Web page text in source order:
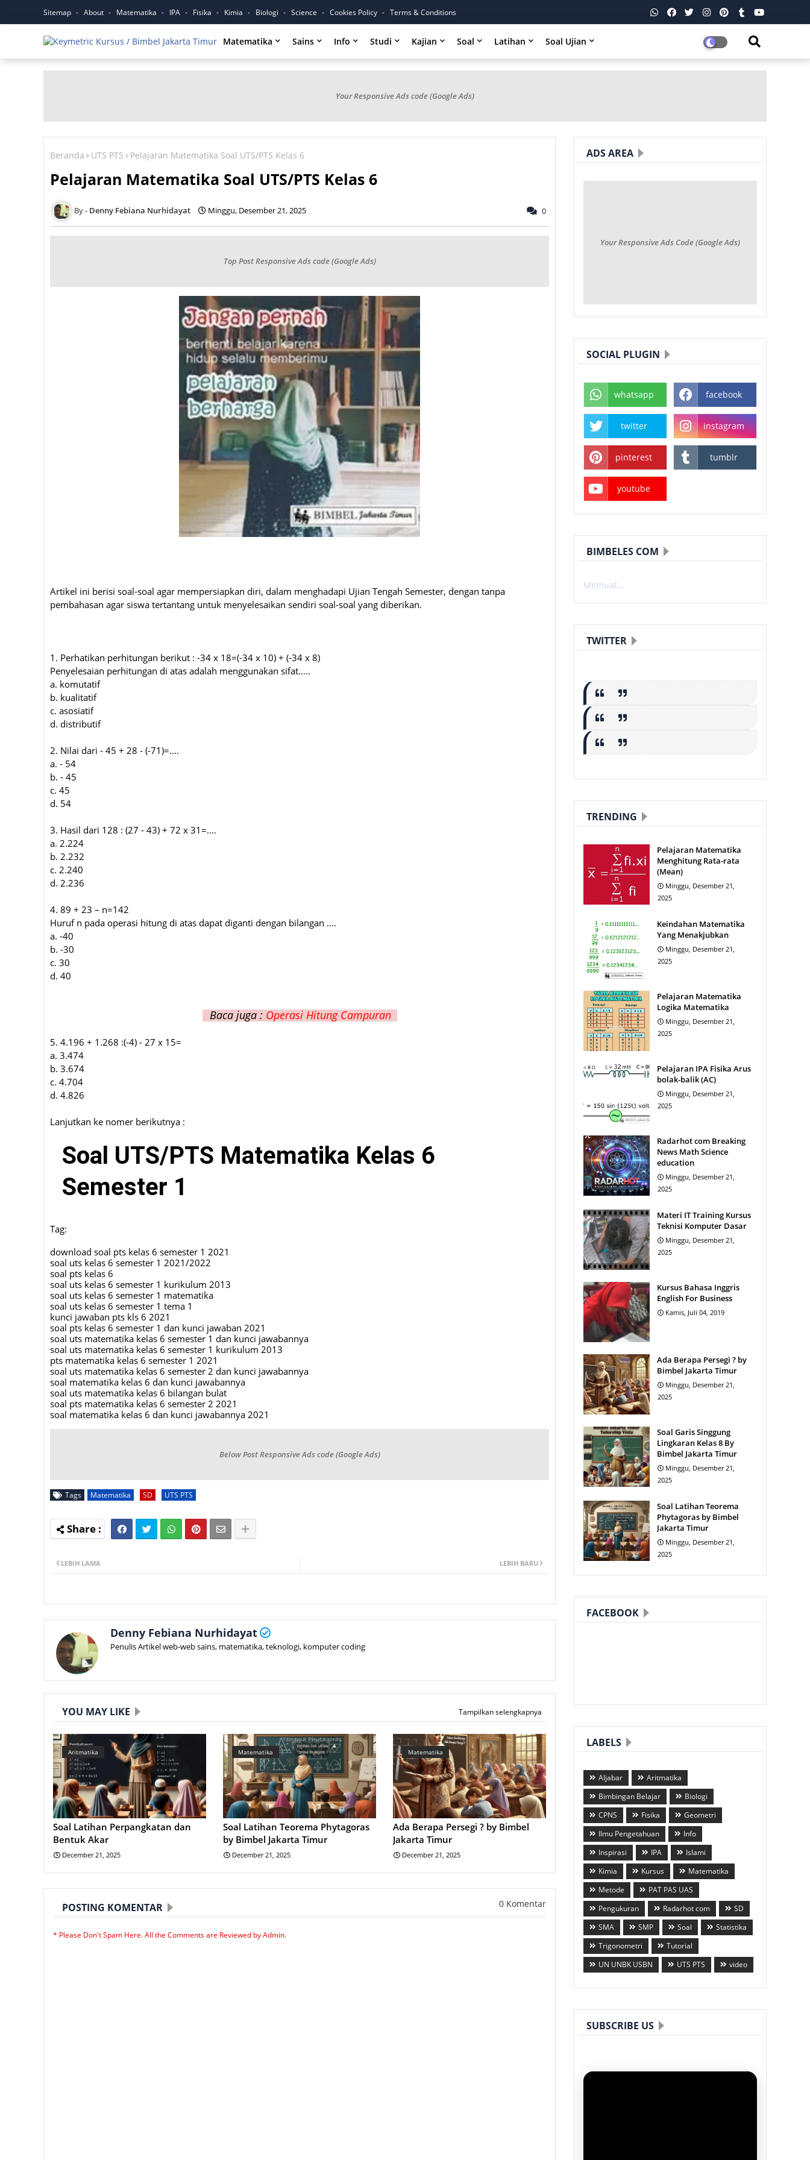
Sitemap About Matematika IPA Fisika Kimia Biologi Science Cookies Policy Terms & Conditions
Matematika Sains Info Studi Kajian Soal Latihan Soal Ujian
Your Responsive Ads code (Google Ads)
Beranda UTS PTS Pelajaran Matematika Soal UTS/PTS Kelas 6
Pelajaran Matematika Soal UTS/PTS Kelas 6
Denny Febiana Nurhidayat Minggu, Desember 21, 2025 0
Top Post Responsive Ads code (Google Ads)
Artikel ini berisi soal-soal agar mempersiapkan diri, dalam menghadapi Ujian Tengah Semester, dengan tanpa
pembahasan agar siswa tertantang untuk menyelesaikan sendiri soal-soal yang diberikan.
1. Perhatikan perhitungan berikut : -34 x 18=(-34 x 10) + (-34 x 8)
Penyelesaian perhitungan di atas adalah menggunakan sifat.....
a. komutatif
b. kualitatif
c. asosiatif
d. distributif
2. Nilai dari - 45 + 28 - (-71)=....
a. - 54
b. - 45
c. 45
d. 54
3. Hasil dari 128 : (27 - 43) + 72 x 31=....
a. 2.224
b. 2.232
c. 2.240
d. 2.236
4. 89 + 23 – n=142
Huruf n pada operasi hitung di atas dapat diganti dengan bilangan ....
a. -40
b. -30
c. 30
d. 40
Baca juga : Operasi Hitung Campuran
5. 4.196 + 1.268 :(-4) - 27 x 15=
a. 3.474
b. 3.674
c. 4.704
d. 4.826
Lanjutkan ke nomer berikutnya :
Soal UTS/PTS Matematika Kelas 6
Semester 1
Tag:
download soal pts kelas 6 semester 1 2021
soal uts kelas 6 semester 1 2021/2022
soal pts kelas 6
soal uts kelas 6 semester 1 kurikulum 2013
soal uts kelas 6 semester 1 matematika
soal uts kelas 6 semester 1 tema 1
kunci jawaban pts kls 6 2021
soal pts kelas 6 semester 1 dan kunci jawaban 2021
soal uts matematika kelas 6 semester 1 dan kunci jawabannya
soal uts matematika kelas 6 semester 1 kurikulum 2013
pts matematika kelas 6 semester 1 2021
soal uts matematika kelas 6 semester 2 dan kunci jawabannya
soal matematika kelas 6 dan kunci jawabannya
soal uts matematika kelas 6 bilangan bulat
soal pts matematika kelas 6 semester 2 2021
soal matematika kelas 6 dan kunci jawabannya 2021
Below Post Responsive Ads code (Google Ads)
Tags Matematika SD UTS PTS
LEBIH BARU
LEBIH LAMA
Denny Febiana Nurhidayat
Penulis Artikel web-web sains, matematika, teknologi, komputer coding
YOU MAY LIKE Tampilkan selengkapnya
Aritmatika
Soal Latihan Perpangkatan dan
Bentuk Akar
December 21, 2025
Matematika
Soal Latihan Teorema Phytagoras
by Bimbel Jakarta Timur
December 21, 2025
Matematika
Ada Berapa Persegi ? by Bimbel
Jakarta Timur
December 21, 2025
POSTING KOMENTAR 0 Komentar
* Please Don't Spam Here. All the Comments are Reviewed by Admin.
ADS AREA
Your Responsive Ads Code (Google Ads)
SOCIAL PLUGIN
whatsapp facebook
twitter instagram
pinterest tumblr
youtube
BIMBELES COM
Memuat...
TWITTER
TRENDING
Pelajaran Matematika
Menghitung Rata-rata
(Mean)
Minggu, Desember 21,
2025
Keindahan Matematika
Yang Menakjubkan
Minggu, Desember 21,
2025
Pelajaran Matematika
Logika Matematika
Minggu, Desember 21,
2025
Pelajaran IPA Fisika Arus
bolak-balik (AC)
Minggu, Desember 21,
2025
Radarhot com Breaking
News Math Science
education
Minggu, Desember 21,
2025
Materi IT Training Kursus
Teknisi Komputer Dasar
Minggu, Desember 21,
2025
Kursus Bahasa Inggris
English For Business
Kamis, Juli 04, 2019
Ada Berapa Persegi ? by
Bimbel Jakarta Timur
Minggu, Desember 21,
2025
Soal Garis Singgung
Lingkaran Kelas 8 By
Bimbel Jakarta Timur
Minggu, Desember 21,
2025
Soal Latihan Teorema
Phytagoras by Bimbel
Jakarta Timur
Minggu, Desember 21,
2025
FACEBOOK
LABELS
Aljabar
Aritmatika
Bimbingan Belajar
Biologi
CPNS
Fisika
Geometri
Ilmu Pengetahuan
Info
Inspirasi
IPA
Islami
Kimia
Kursus
Matematika
Metode
PAT PAS UAS
Pengukuran
Radarhot com
SD
SMA
SMP Soal
Statistika
Trigonometri
Tutorial
UN UNBK USBN
UTS PTS video
SUBSCRIBE US